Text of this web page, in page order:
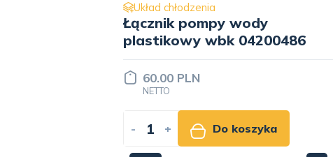
Układ chłodzenia
Łącznik pompy wody
plastikowy wbk 04200486
60.00 PLN
NETTO
- + Do koszyka